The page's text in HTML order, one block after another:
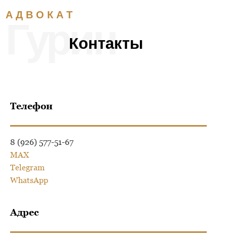
Телефон
8 (926) 577-51-67
MAX
Telegram
WhatsApp
Адрес